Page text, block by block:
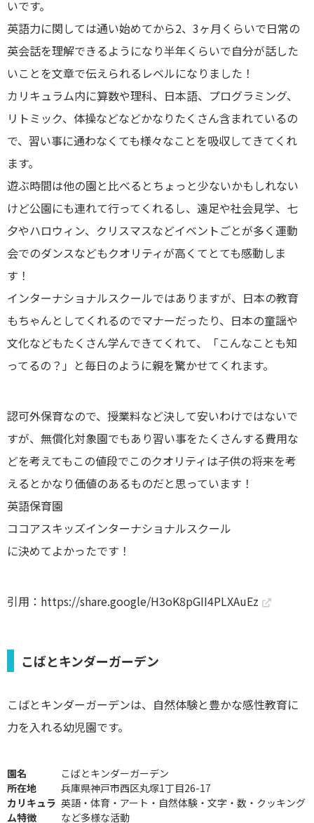
いです。
英語力に関しては通い始めてから2、3ヶ月くらいで日常の
英会話を理解できるようになり半年くらいで自分が話した
いことを文章で伝えられるレベルになりました！
カリキュラム内に算数や理科、日本語、プログラミング、
リトミック、体操などなどかなりたくさん含まれているの
で、習い事に通わなくても様々なことを吸収してきてくれ
ます。
遊ぶ時間は他の園と比べるとちょっと少ないかもしれない
けど公園にも連れて行ってくれるし、遠足や社会見学、七
夕やハロウィン、クリスマスなどイベントごとが多く運動
会でのダンスなどもクオリティが高くてとても感動しま
す！
インターナショナルスクールではありますが、日本の教育
もちゃんとしてくれるのでマナーだったり、日本の童謡や
文化などもたくさん学んできてくれて、「こんなことも知
ってるの？」と毎日のように親を驚かせてくれます。
認可外保育なので、授業料など決して安いわけではないで
すが、無償化対象園でもあり習い事をたくさんする費用な
どを考えてもこの値段でこのクオリティは子供の将来を考
えるとかなり価値のあるものだと思っています！
英語保育園
ココアスキッズインターナショナルスクール
に決めてよかったです！
引用： https://share.google/H3oK8pGII4PLXAuEz
こばとキンダーガーデン
こばとキンダーガーデンは、自然体験と豊かな感性教育に
力を入れる幼児園です。
園名
こばとキンダーガーデン
所在地
兵庫県神戸市西区丸塚1丁目26-17
カリキュラ
ム特徴
英語・体育・アート・自然体験・文字・数・クッキング
など多様な活動